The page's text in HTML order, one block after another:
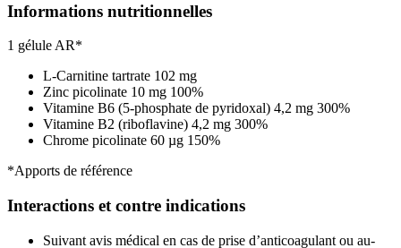
Informations nutritionnelles
1 gélule AR*
L-Carnitine tartrate 102 mg
Zinc picolinate 10 mg 100%
Vitamine B6 (5-phosphate de pyridoxal) 4,2 mg 300%
Vitamine B2 (riboflavine) 4,2 mg 300%
Chrome picolinate 60 µg 150%
*Apports de référence
Interactions et contre indications
Suivant avis médical en cas de prise d’anticoagulant ou au-